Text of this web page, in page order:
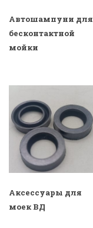
Автошампуни для
бесконтактной
мойки
Аксессуары для
моек ВД